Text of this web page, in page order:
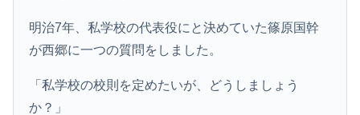
明治7年、私学校の代表役にと決めていた篠原国幹
が西郷に一つの質問をしました。
「私学校の校則を定めたいが、どうしましょう
か？」